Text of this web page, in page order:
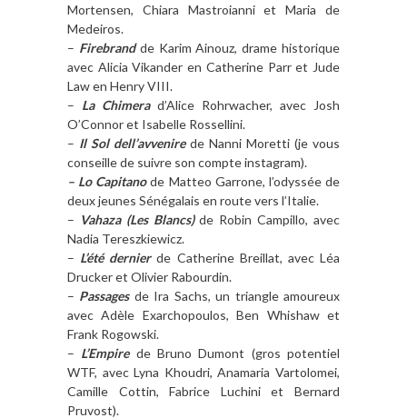
Mortensen, Chiara Mastroianni et Maria de
Medeiros.
– Firebrand de Karim Ainouz, drame historique
avec Alicia Vikander en Catherine Parr et Jude
Law en Henry VIII.
– La Chimerad’Alice Rohrwacher, avec Josh
O’Connor et Isabelle Rossellini.
– Il Sol dell’avvenirede Nanni Moretti (je vous
conseille de suivre son compte instagram).
– Lo Capitanode Matteo Garrone, l’odyssée de
deux jeunes Sénégalais en route vers l’Italie.
– Vahaza (Les Blancs) de Robin Campillo, avec
Nadia Tereszkiewicz.
– L’été dernier de Catherine Breillat, avec Léa
Drucker et Olivier Rabourdin.
– Passagesde Ira Sachs, un triangle amoureux
avec Adèle Exarchopoulos, Ben Whishaw et
Frank Rogowski.
– L’Empire de Bruno Dumont (gros potentiel
WTF, avec Lyna Khoudri, Anamaria Vartolomei,
Camille Cottin, Fabrice Luchini et Bernard
Pruvost).